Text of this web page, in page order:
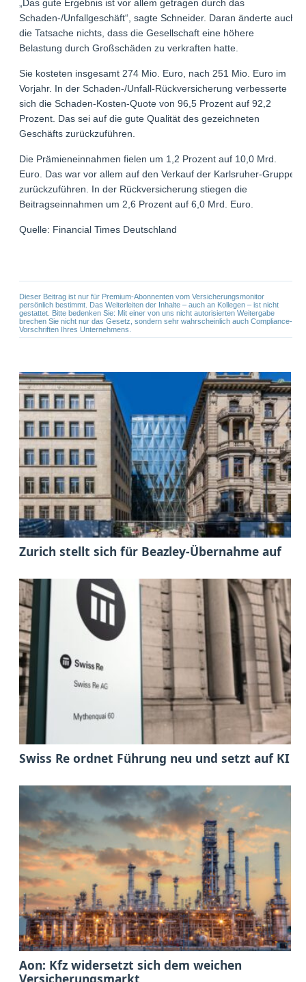
„Das gute Ergebnis ist vor allem getragen durch das
Schaden-/Unfallgeschäft“, sagte Schneider. Daran änderte auch
die Tatsache nichts, dass die Gesellschaft eine höhere
Belastung durch Großschäden zu verkraften hatte.
Sie kosteten insgesamt 274 Mio. Euro, nach 251 Mio. Euro im
Vorjahr. In der Schaden-/Unfall-Rückversicherung verbesserte
sich die Schaden-Kosten-Quote von 96,5 Prozent auf 92,2
Prozent. Das sei auf die gute Qualität des gezeichneten
Geschäfts zurückzuführen.
Die Prämieneinnahmen fielen um 1,2 Prozent auf 10,0 Mrd.
Euro. Das war vor allem auf den Verkauf der Karlsruher-Gruppe
zurückzuführen. In der Rückversicherung stiegen die
Beitragseinnahmen um 2,6 Prozent auf 6,0 Mrd. Euro.
Quelle: Financial Times Deutschland
Dieser Beitrag ist nur für Premium-Abonnenten vom Versicherungsmonitor
persönlich bestimmt. Das Weiterleiten der Inhalte – auch an Kollegen – ist nicht
gestattet. Bitte bedenken Sie: Mit einer von uns nicht autorisierten Weitergabe
brechen Sie nicht nur das Gesetz, sondern sehr wahrscheinlich auch Compliance-
Vorschriften Ihres Unternehmens.
Zurich stellt sich für Beazley-Übernahme auf
Swiss Re ordnet Führung neu und setzt auf KI
Aon: Kfz widersetzt sich dem weichen
Versicherungsmarkt